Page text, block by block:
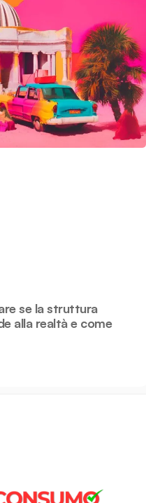
se la struttura
alla realtà e come